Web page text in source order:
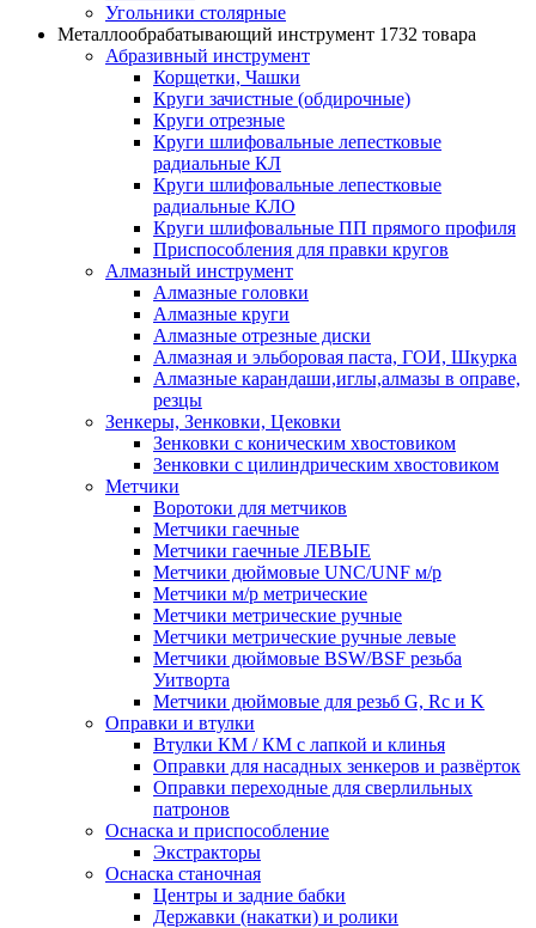
Угольники столярные
Металлообрабатывающий инструмент 1732 товара
Абразивный инструмент
Корщетки, Чашки
Круги зачистные (обдирочные)
Круги отрезные
Круги шлифовальные лепестковые
радиальные КЛ
Круги шлифовальные лепестковые
радиальные КЛО
Круги шлифовальные ПП прямого профиля
Приспособления для правки кругов
Алмазный инструмент
Алмазные головки
Алмазные круги
Алмазные отрезные диски
Алмазная и эльборовая паста, ГОИ, Шкурка
Алмазные карандаши,иглы,алмазы в оправе,
резцы
Зенкеры, Зенковки, Цековки
Зенковки с коническим хвостовиком
Зенковки с цилиндрическим хвостовиком
Метчики
Воротоки для метчиков
Метчики гаечные
Метчики гаечные ЛЕВЫЕ
Метчики дюймовые UNC/UNF м/р
Метчики м/р метрические
Метчики метрические ручные
Метчики метрические ручные левые
Метчики дюймовые BSW/BSF резьба
Уитворта
Метчики дюймовые для резьб G, Rc и K
Оправки и втулки
Втулки КМ / КМ с лапкой и клинья
Оправки для насадных зенкеров и развёрток
Оправки переходные для сверлильных
патронов
Оснаска и приспособление
Экстракторы
Оснаска станочная
Центры и задние бабки
Державки (накатки) и ролики